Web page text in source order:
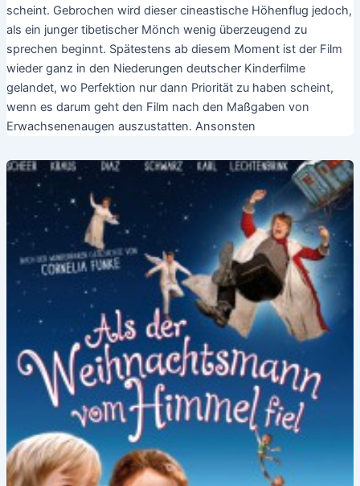
scheint. Gebrochen wird dieser cineastische Höhenflug jedoch,
als ein junger tibetischer Mönch wenig überzeugend zu
sprechen beginnt. Spätestens ab diesem Moment ist der Film
wieder ganz in den Niederungen deutscher Kinderfilme
gelandet, wo Perfektion nur dann Priorität zu haben scheint,
wenn es darum geht den Film nach den Maßgaben von
Erwachsenenaugen auszustatten. Ansonsten